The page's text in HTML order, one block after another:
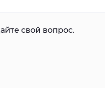
свой вопрос.